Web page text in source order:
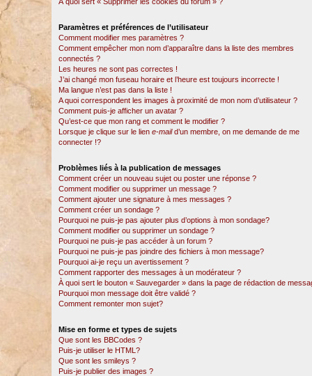
Paramètres et préférences de l’utilisateur
Comment modifier mes paramètres ?
Comment empêcher mon nom d’apparaître dans la liste des membres
connectés ?
Les heures ne sont pas correctes !
J’ai changé mon fuseau horaire et l’heure est toujours incorrecte !
Ma langue n’est pas dans la liste !
A quoi correspondent les images à proximité de mon nom d’utilisateur ?
Comment puis-je afficher un avatar ?
Qu’est-ce que mon rang et comment le modifier ?
Lorsque je clique sur le lien e-maild’un membre, on me demande de me
connecter !?
Problèmes liés à la publication de messages
Comment créer un nouveau sujet ou poster une réponse ?
Comment modifier ou supprimer un message ?
Comment ajouter une signature à mes messages ?
Comment créer un sondage ?
Pourquoi ne puis-je pas ajouter plus d’options à mon sondage?
Comment modifier ou supprimer un sondage ?
Pourquoi ne puis-je pas accéder à un forum ?
Pourquoi ne puis-je pas joindre des fichiers à mon message?
Pourquoi ai-je reçu un avertissement ?
Comment rapporter des messages à un modérateur ?
À quoi sert le bouton « Sauvegarder » dans la page de rédaction de
Pourquoi mon message doit être validé ?
Comment remonter mon sujet?
Mise en forme et types de sujets
Que sont les BBCodes ?
Puis-je utiliser le HTML?
Que sont les smileys ?
Puis-je publier des images ?